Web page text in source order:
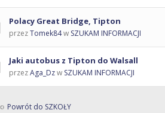
Polacy Great Bridge, Tipton
przezTomek84w SZUKAM INFORMACJI
Jaki autobus z Tipton do Walsall
przezAga_Dzw SZUKAM INFORMACJI
Powrót do SZKOŁY